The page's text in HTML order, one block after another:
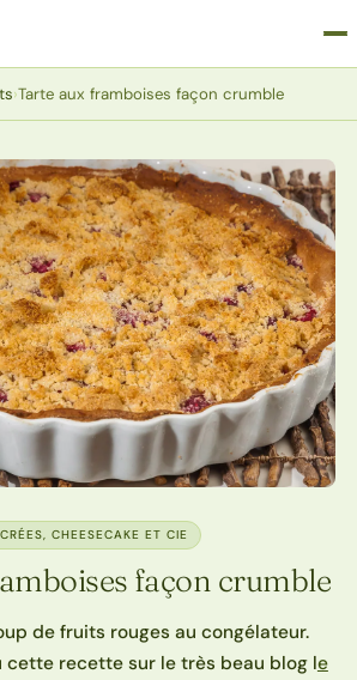
›Tarte aux framboises façon crumble
CHEESECAKE ET CIE
façon crumble
de fruits rouges au congélateur.
cette recette sur le très beau blog le